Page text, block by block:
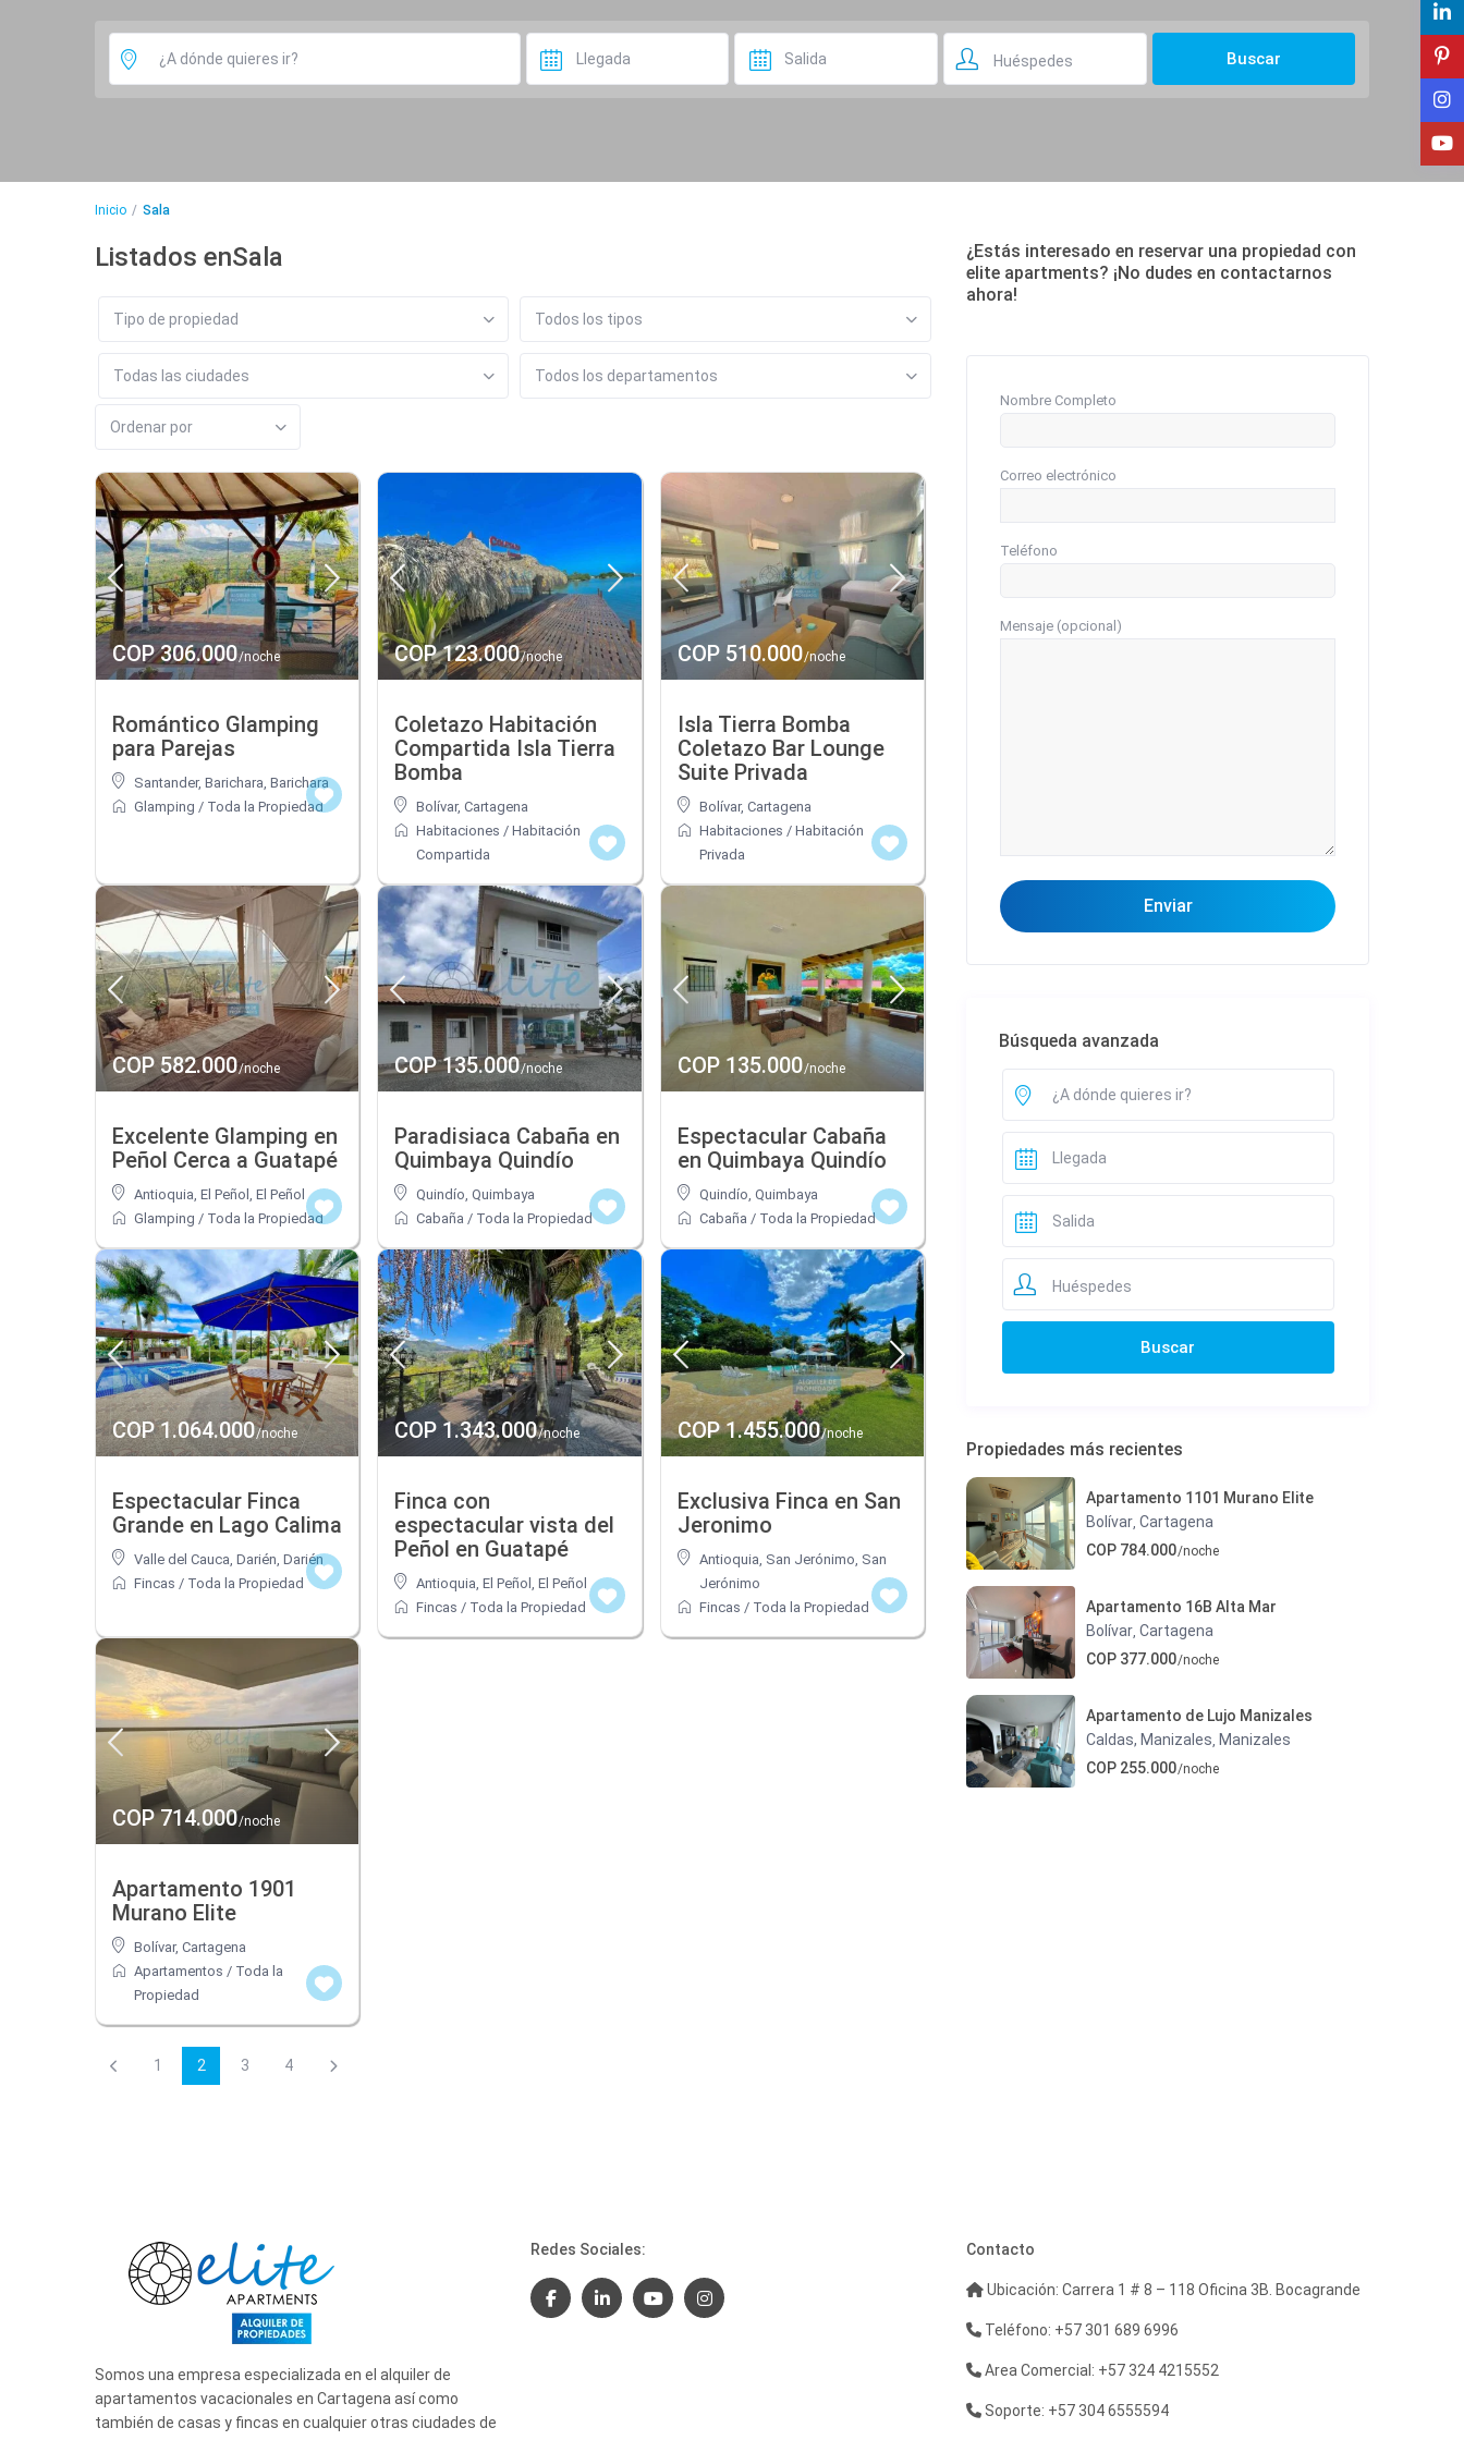
Huéspedes
Inicio Sala
Listados enSala
Tipo de propiedad Todos los tipos
Todas las ciudades Todos los departamentos
Ordenar por
COP 306.000/noche
Romántico Glamping
para Parejas
Santander, Barichara Barichara
Glamping / Toda la Propiedad
COP 123.000/noche
Coletazo Habitación
Compartida Isla Tierra
Bomba
Bolívar,Cartagena
Habitaciones /Habitación
Compartida
COP 510.000/noche
Isla Tierra Bomba
Coletazo Bar Lounge
Suite Privada
Bolívar, Cartagena
Habitaciones / Habitación
Privada
COP 582.000/noche
Excelente Glamping en
Peñol Cerca a Guatapé
Antioquia, El Peñol , El Peñol
Glamping / Toda la Propiedad
COP 135.000/noche
Paradisiaca Cabaña en
Quimbaya Quindío
Quindío,Quimbaya
Cabaña / Toda la Propiedad
COP 135.000/noche
Espectacular Cabaña
en Quimbaya Quindío
Quindío, Quimbaya
Cabaña / Toda la Propiedad
COP 1.064.000/noche
Espectacular Finca
Grande en Lago Calima
Valle del Cauca, Darién Darién
Fincas / Toda la Propiedad
COP 1.343.000/noche
Finca con
espectacular vista del
Peñol en Guatapé
Antioquia, El Peñol ,El Peñol
Fincas / Toda la Propiedad
COP 1.455.000/noche
Exclusiva Finca en San
Jeronimo
Antioquia, San Jerónimo San
Jerónimo
Fincas / Toda la Propiedad
COP 714.000/noche
Apartamento 1901
Murano Elite
Bolívar, Cartagena
Apartamentos / Toda la
Propiedad
1 2 3 4
¿Estás interesado en reservar una propiedad con
elite apartments? ¡No dudes en contactarnos
ahora!
Nombre Completo
Correo electrónico
Teléfono
Mensaje (opcional)
Búsqueda avanzada
Huéspedes
Propiedades más recientes
Apartamento 1101 Murano Elite
Bolívar Cartagena
COP 784.000/noche
Apartamento 16B Alta Mar
Bolívar Cartagena
COP 377.000/noche
Apartamento de Lujo Manizales
Caldas, Manizales Manizales
COP 255.000/noche
Somos una empresa especializada en el alquiler de
apartamentos vacacionales en Cartagena así como
también de casas y fincas en cualquier otras ciudades de
Redes Sociales: Contacto
Ubicación: Carrera 1 # 8 – 118 Oficina 3B. Bocagrande
Teléfono: +57 301 689 6996
Area Comercial: +57 324 4215552
Soporte: +57 304 6555594